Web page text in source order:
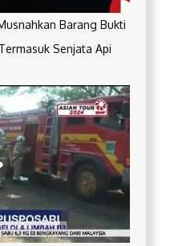
Barang Bukti
Senjata Api